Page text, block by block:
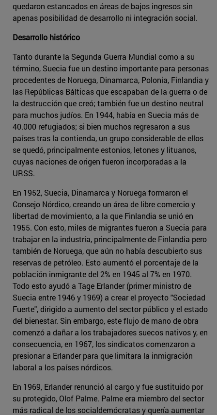
quedaron estancados en áreas de bajos ingresos sin
apenas posibilidad de desarrollo ni integración social.
Desarrollo histórico
Tanto durante la Segunda Guerra Mundial como a su
término, Suecia fue un destino importante para personas
procedentes de Noruega, Dinamarca, Polonia, Finlandia y
las Repúblicas Bálticas que escapaban de la guerra o de
la destrucción que creó; también fue un destino neutral
para muchos judíos. En 1944, había en Suecia más de
40.000 refugiados; si bien muchos regresaron a sus
países tras la contienda, un grupo considerable de ellos
se quedó, principalmente estonios, letones y lituanos,
cuyas naciones de origen fueron incorporadas a la
URSS.
En 1952, Suecia, Dinamarca y Noruega formaron el
Consejo Nórdico, creando un área de libre comercio y
libertad de movimiento, a la que Finlandia se unió en
1955. Con esto, miles de migrantes fueron a Suecia para
trabajar en la industria, principalmente de Finlandia pero
también de Noruega, que aún no había descubierto sus
reservas de petróleo. Esto aumentó el porcentaje de la
población inmigrante del 2% en 1945 al 7% en 1970.
Todo esto ayudó a Tage Erlander (primer ministro de
Suecia entre 1946 y 1969) a crear el proyecto "Sociedad
Fuerte", dirigido a aumento del sector público y el estado
del bienestar. Sin embargo, este flujo de mano de obra
comenzó a dañar a los trabajadores suecos nativos y, en
consecuencia, en 1967, los sindicatos comenzaron a
presionar a Erlander para que limitara la inmigración
laboral a los países nórdicos.
En 1969, Erlander renunció al cargo y fue sustituido por
su protegido, Olof Palme. Palme era miembro del sector
más radical de los socialdemócratas y quería aumentar